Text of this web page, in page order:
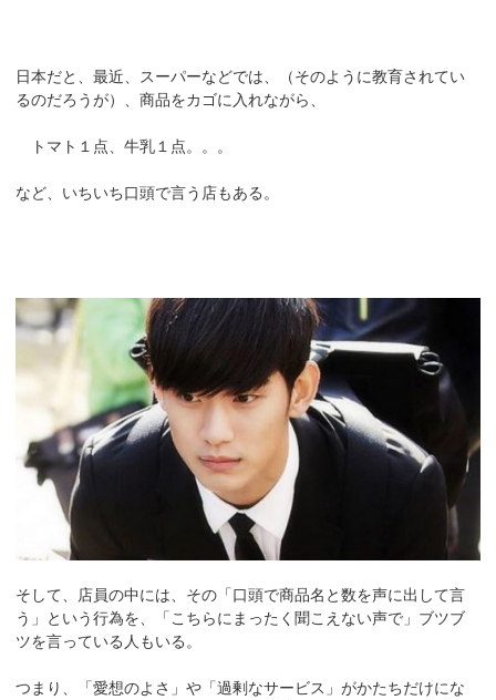
日本だと、最近、スーパーなどでは、（そのように教育されてい
るのだろうが）、商品をカゴに入れながら、
トマト１点、牛乳１点。。。
など、いちいち口頭で言う店もある。
そして、店員の中には、その「口頭で商品名と数を声に出して言
う」という行為を、「こちらにまったく聞こえない声で」ブツブ
ツを言っている人もいる。
つまり、「愛想のよさ」や「過剰なサービス」がかたちだけにな